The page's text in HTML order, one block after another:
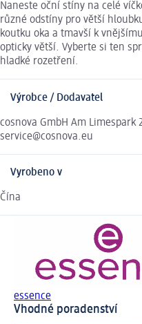
Naneste oční stíny na celé
různé odstíny pro větší
koutku oka a tmavší k
opticky větší. Vyberte si ten
hladké rozetření.
Výrobce / Dodavatel
cosnova GmbH Am Limespark
service@cosnova.eu
Vyrobeno v
Čína
essence
Vhodné poradenství